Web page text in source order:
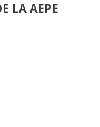
LA AEPE